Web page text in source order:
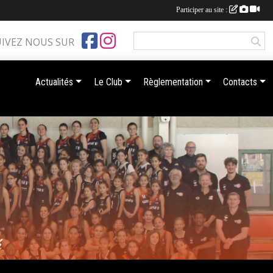
NOUS SUR
Actualités Le Club Règlementation Contacts
Participer au site :